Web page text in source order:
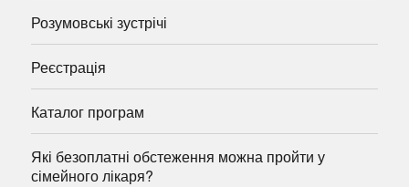
Розумовські зустрічі
Реєстрація
Каталог програм
Які безоплатні обстеження можна пройти у
сімейного лікаря?